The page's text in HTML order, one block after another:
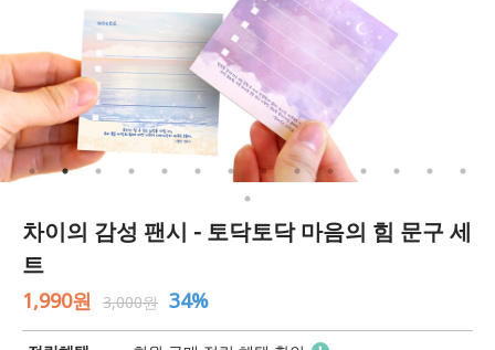
차이의 감성 팬시 - 토닥토닥 마음의 힘 문구 세
트
1,990원 3,000원 34%